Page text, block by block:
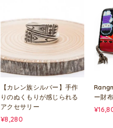
【カレン族シルバー】手作
りのぬくもりが感じられる
アクセサリー
¥8,280
ー財